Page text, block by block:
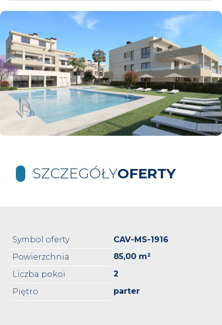
SZCZEGÓŁYOFERTY
Symbol oferty
CAV-MS-1916
Powierzchnia
85,00 m²
Liczba pokoi
2
Piętro
parter